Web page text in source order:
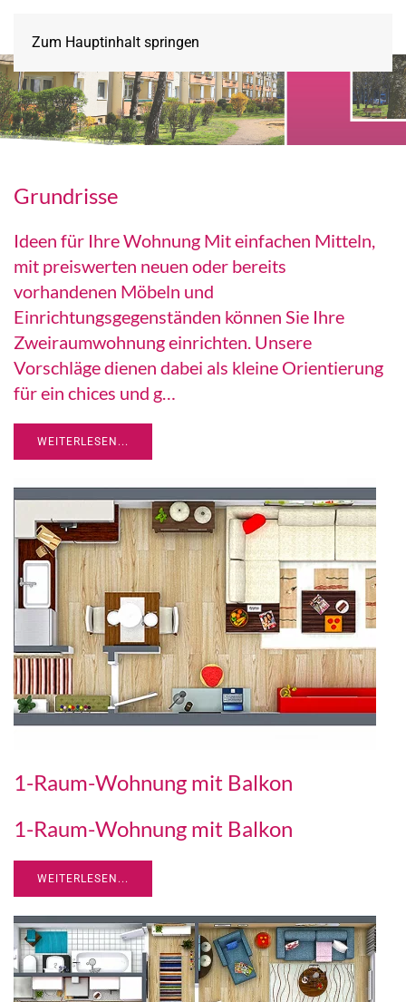
Zum Hauptinhalt springen
Grundrisse
Ideen für Ihre Wohnung Mit einfachen Mitteln,
mit preiswerten neuen oder bereits
vorhandenen Möbeln und
Einrichtungsgegenständen können Sie Ihre
Zweiraumwohnung einrichten. Unsere
Vorschläge dienen dabei als kleine Orientierung
für ein chices und g…
WEITERLESEN...
1-Raum-Wohnung mit Balkon
1-Raum-Wohnung mit Balkon
WEITERLESEN...